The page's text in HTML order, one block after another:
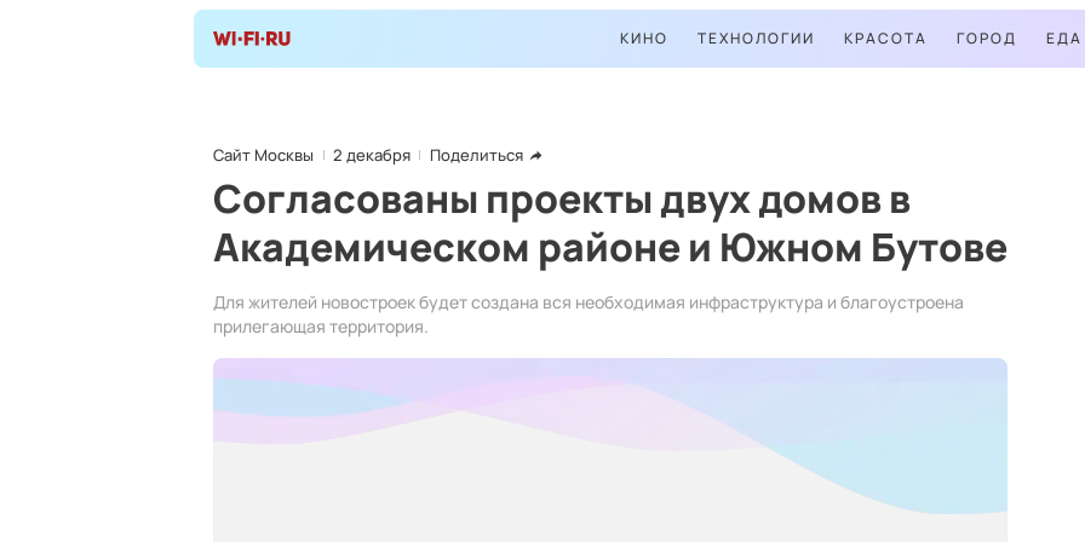
КИНО ТЕХНОЛОГИИ КРАСОТА ГОРОД ЕДА
Сайт Москвы 2 декабря Поделиться
Согласованы проекты двух домов в
Академическом районе и Южном Бутове
Для жителей новостроек будет создана вся необходимая инфраструктура и благоустроена
прилегающая территория.